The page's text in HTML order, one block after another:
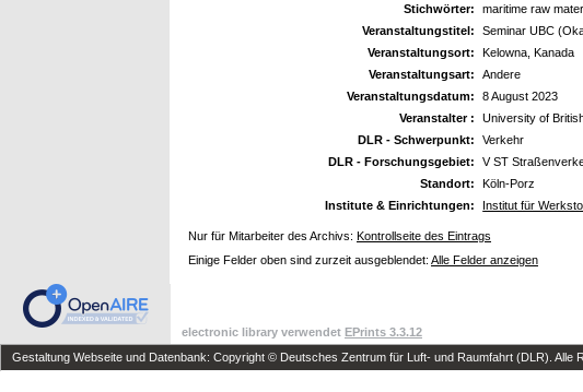
Stichwörter:
maritime raw
Veranstaltungstitel:
Seminar UBC
Veranstaltungsort:
Kelowna, Kanada
Veranstaltungsart:
Andere
Veranstaltungsdatum:
8 August 2023
Veranstalter :
University of
DLR - Schwerpunkt:
Verkehr
DLR - Forschungsgebiet:
V ST
Standort:
Köln-Porz
Institute & Einrichtungen:
Institut für
Nur für Mitarbeiter des Archivs: Kontrollseite des Eintrags
Einige Felder oben sind zurzeit ausgeblendet: Alle Felder anzeigen
electronic library verwendet EPrints 3.3.12
Gestaltung Webseite und Datenbank: Copyright © Deutsches Zentrum für Luft- und Raumfahrt (DLR). Alle